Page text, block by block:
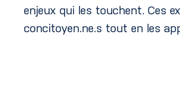
enjeux qui les touchent. Ces
concitoyen.ne.s tout en les